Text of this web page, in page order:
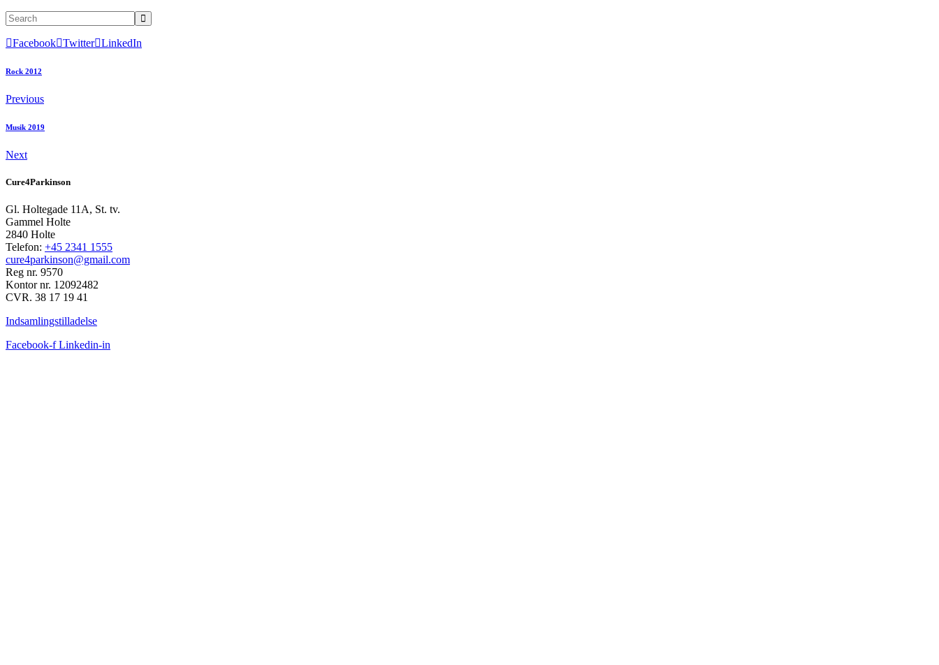
Facebook Twitter LinkedIn
Rock 2012
Previous
Musik 2019
Next
Cure4Parkinson
Gl. Holtegade 11A, St. tv.
Gammel Holte
2840 Holte
Telefon: +45 2341 1555
cure4parkinson@gmail.com
Reg nr. 9570
Kontor nr. 12092482
CVR. 38 17 19 41
Indsamlingstilladelse
Facebook-f Linkedin-in